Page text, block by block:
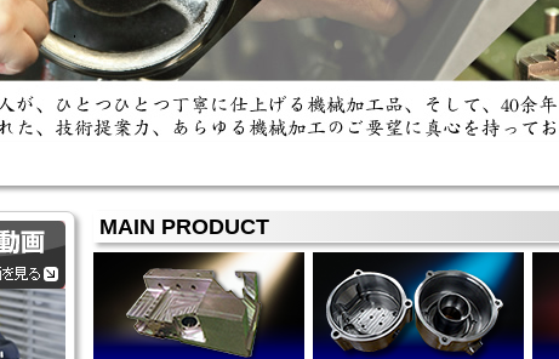
MAIN PRODUCT